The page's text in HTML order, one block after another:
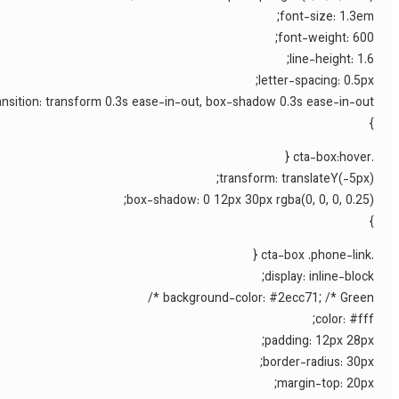
font-size: 1.3em;
font-weight: 600;
line-height: 1.6;
letter-spacing: 0.5px;
transform 0.3s ease-in-out, box-shadow 0.3s ease-in-out;
}
.cta-box:hover {
transform: translateY(-5px);
box-shadow: 0 12px 30px rgba(0, 0, 0, 0.25);
}
.cta-box .phone-link {
display: inline-block;
background-color: #2ecc71; /* Green */
color: #fff;
padding: 12px 28px;
border-radius: 30px;
margin-top: 20px;